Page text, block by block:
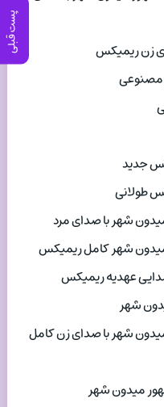
پست قبلی
زن ریمیکس
مصنوعی
جدید
طولانی
شهر با صدای مرد
شهر کامل ریمیکس
عهدیه ریمیکس
شهر
شهر با صدای زن کامل
میدون شهر